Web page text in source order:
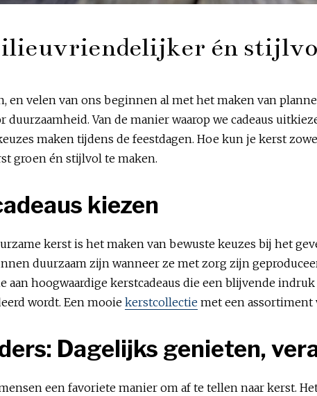
én
en velen van ons beginnen al met het maken van
duurzaamheid. Van de manier waarop we cadeaus
maken tijdens de feestdagen. Hoe kun je kerst
groen én stijlvol te maken.
kiezen
kerst is het maken van bewuste keuzes bij het
duurzaam zijn wanneer ze met zorg zijn
aan hoogwaardige kerstcadeaus die een blijvende
wordt. Een mooie kerstcollectie met een assortiment
Dagelijks genieten,
een favoriete manier om af te tellen naar kerst.